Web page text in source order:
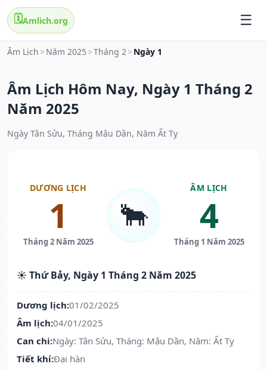
🗓️Amlich.org
Âm Lịch > Năm 2025 >Tháng 2> Ngày 1
Âm Lịch Hôm Nay, Ngày 1 Tháng 2
Năm 2025
Ngày Tân Sửu, Tháng Mậu Dần, Năm Ất Tỵ
DƯƠNG LỊCH
1
Tháng 2 Năm 2025
🐂
ÂM LỊCH
4
Tháng 1 Năm 2025
☀️ Thứ Bảy, Ngày 1 Tháng 2 Năm 2025
Dương lịch:01/02/2025
Âm lịch:04/01/2025
Can chi:Ngày: Tân Sửu, Tháng: Mậu Dần, Năm: Ất Tỵ
Tiết khí:Đại hàn